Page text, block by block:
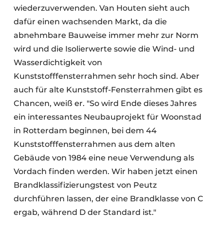
wiederzuverwenden. Van Houten sieht auch
dafür einen wachsenden Markt, da die
abnehmbare Bauweise immer mehr zur Norm
wird und die Isolierwerte sowie die Wind- und
Wasserdichtigkeit von
Kunststofffensterrahmen sehr hoch sind. Aber
auch für alte Kunststoff-Fensterrahmen gibt es
Chancen, weiß er. "So wird Ende dieses Jahres
ein interessantes Neubauprojekt für Woonstad
in Rotterdam beginnen, bei dem 44
Kunststofffensterrahmen aus dem alten
Gebäude von 1984 eine neue Verwendung als
Vordach finden werden. Wir haben jetzt einen
Brandklassifizierungstest von Peutz
durchführen lassen, der eine Brandklasse von C
ergab, während D der Standard ist."